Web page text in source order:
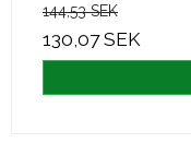
144,53 SEK
130,07 SEK